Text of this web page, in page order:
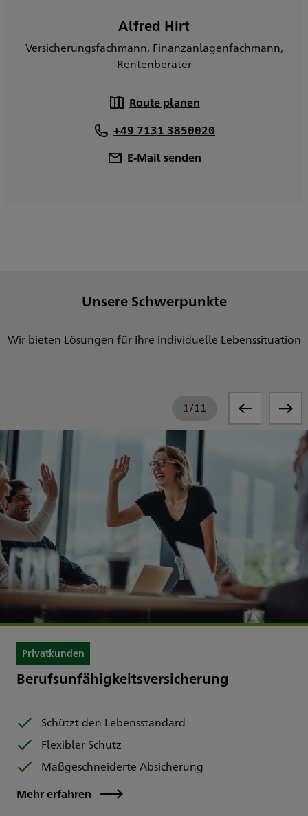
Alfred Hirt
Versicherungsfachmann, Finanzanlagenfachmann,
Rentenberater
Route planen
+49 7131 3850020
E-Mail senden
Unsere Schwerpunkte
Wir bieten Lösungen für Ihre individuelle Lebenssituation
1/11
Privatkunden
Berufsunfähigkeitsversicherung
Schützt den Lebensstandard
Flexibler Schutz
Maßgeschneiderte Absicherung
Mehr erfahren